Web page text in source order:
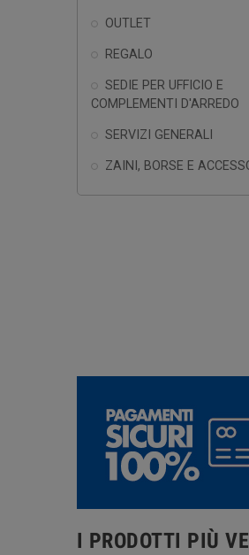
OUTLET
REGALO
SEDIE PER UFFICIO E
COMPLEMENTI D'ARREDO
SERVIZI GENERALI
ZAINI, BORSE E
I PRODOTTI PIÙ